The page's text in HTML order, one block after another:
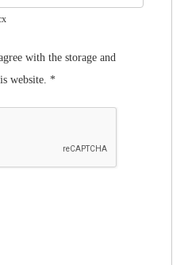
with the storage and
website. *